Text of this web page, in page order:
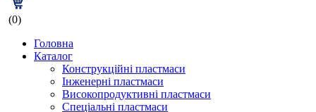
(0)
Головна
Каталог
Конструкційні пластмаси
Інженерні пластмаси
Високопродуктивні пластмаси
Спеціальні пластмаси